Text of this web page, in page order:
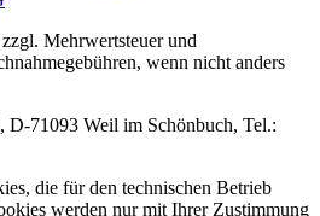
Mehrwertsteuer und
wenn nicht anders
D-71093 Weil im Schönbuch, Tel.:
die für den technischen Betrieb
werden nur mit Ihrer Zustimmung